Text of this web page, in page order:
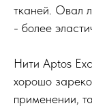
тканей. Овал
- более
Нити Aptos
хорошо
применении,